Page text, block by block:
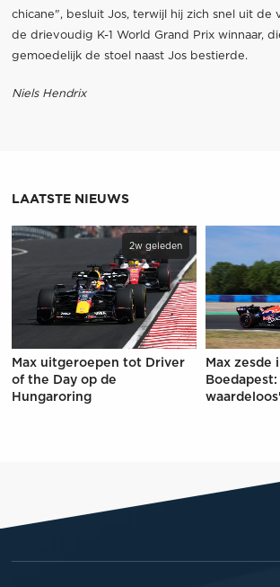
chicane", besluit Jos, terwijl hij zich snel uit de
de drievoudig K-1 World Grand Prix winnaar,
gemoedelijk de stoel naast Jos bestierde.
Niels Hendrix
LAATSTE NIEUWS
2w geleden
Max uitgeroepen tot Driver
of the Day op de
Hungaroring
Max zesde
Boedapest:
waardeloos'